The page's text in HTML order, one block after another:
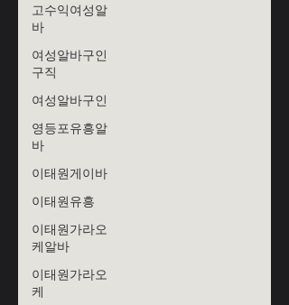
고수익여성알
바
여성알바구인
구직
여성알바구인
영등포유흥알
바
이태원게이바
이태원유흥
이태원가라오
케알바
이태원가라오
케